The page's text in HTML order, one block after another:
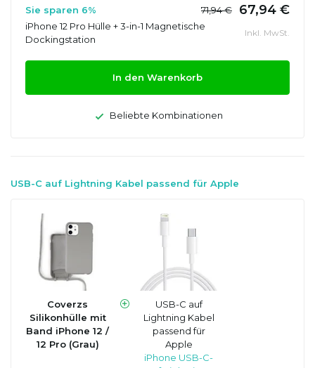
Sie sparen 6% 71,94 € 67,94 €
iPhone 12 Pro Hülle + 3-in-1 Magnetische
Dockingstation
Inkl. MwSt.
In den Warenkorb
Beliebte Kombinationen
USB-C auf Lightning Kabel passend für Apple
Coverzs
Silikonhülle mit
Band iPhone 12 /
12 Pro (Grau)
USB-C auf
Lightning Kabel
passend für
Apple
iPhone USB-C-